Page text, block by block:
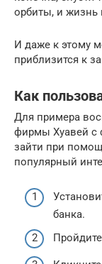
орбиты, и жизнь
И даже к этому
приблизится к
Как
Для примера
фирмы Хуавей с
зайти при
популярный
банка.